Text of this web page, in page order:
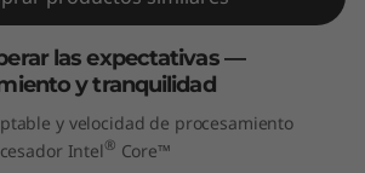
las expectativas —
y tranquilidad
y velocidad de procesamiento
Intel® Core™